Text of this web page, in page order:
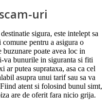
uri
sigura, este intelept sa
pentru a asigura o
poate avea loc in
va bunurile in siguranta si fiti
putea suprataxa, asa ca cel
asupra unui tarif sau sa va
atent si folosind bunul simt,
are de oferit fara nicio grija.